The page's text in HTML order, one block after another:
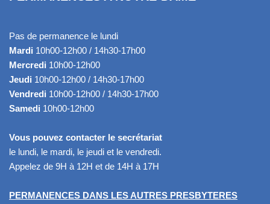
Pas de permanence le lundi
Mardi 10h00-12h00 / 14h30-17h00
Mercredi 10h00-12h00
Jeudi 10h00-12h00 / 14h30-17h00
Vendredi 10h00-12h00 / 14h30-17h00
Samedi 10h00-12h00
Vous pouvez contacter le secrétariat
le lundi, le mardi, le jeudi et le vendredi.
Appelez de 9H à 12H et de 14H à 17H
PERMANENCES DANS LES AUTRES PRESBYTERES